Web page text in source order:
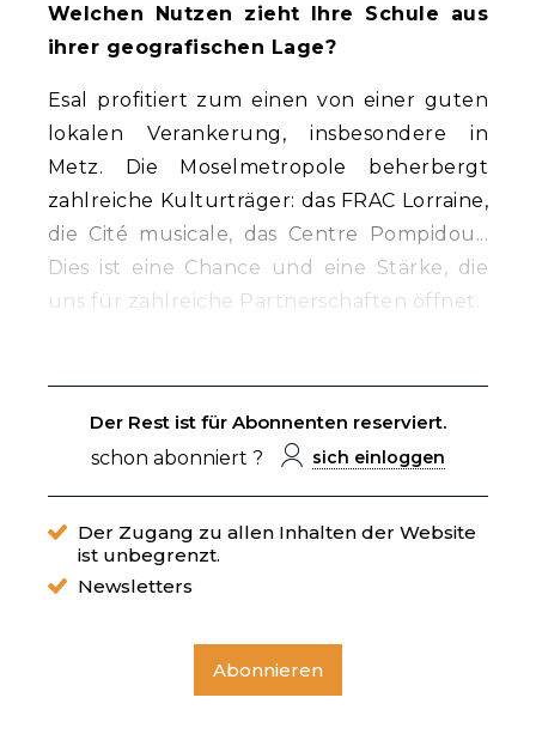
Welchen Nutzen zieht Ihre Schule aus
ihrer geografischen Lage?
Esal profitiert zum einen von einer guten
lokalen Verankerung, insbesondere in
Metz. Die Moselmetropole beherbergt
zahlreiche Kulturträger: das FRAC Lorraine,
die Cité musicale, das Centre Pompidou...
Dies ist eine Chance und eine Stärke, die
uns für zahlreiche Partnerschaften öffnet.
Der Rest ist für Abonnenten reserviert.
schon abonniert ?
sich einloggen
Der Zugang zu allen Inhalten der Website
ist unbegrenzt.
Newsletters
Abonnieren